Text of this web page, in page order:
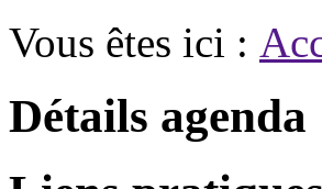
Vous êtes ici :
Détails agenda